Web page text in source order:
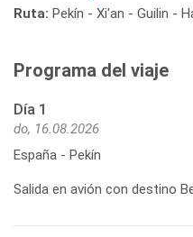
Ruta: Pekín - Xi'an - Guilin -
Programa del viaje
Día 1
do, 16.08.2026
España - Pekín
Salida en avión con destino